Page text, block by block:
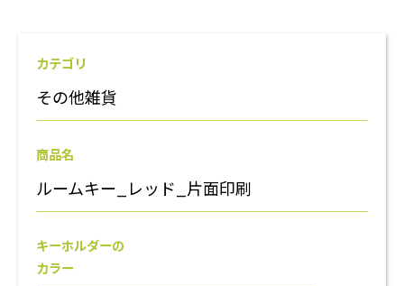
カテゴリ
その他雑貨
商品名
ルームキー_レッド_片面印刷
キーホルダーの
カラー